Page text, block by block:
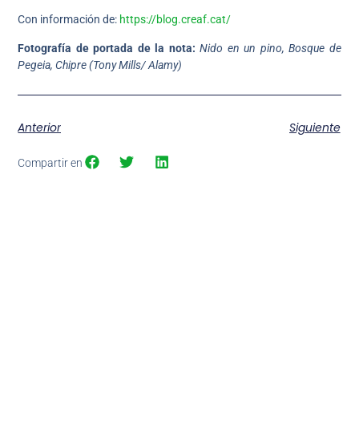
Con información de: https://blog.creaf.cat/
Fotografía de portada de la nota:Nido en un pino, Bosque de
Pegeia, Chipre (Tony Mills/ Alamy)
Anterior Siguiente
Compartir en